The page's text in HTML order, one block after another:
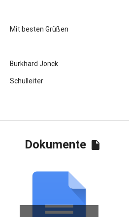
Mit besten Grüßen
Burkhard Jonck
Schulleiter
Dokumente insert_drive_file